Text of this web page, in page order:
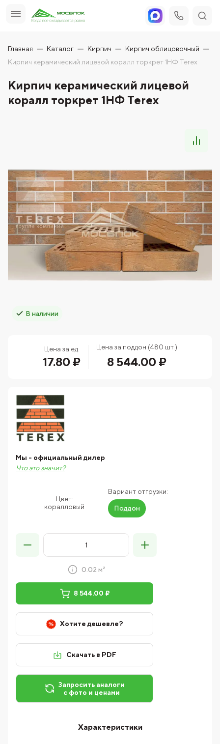
Главная Каталог Кирпич
Кирпич облицовочный
Кирпич керамический лицевой коралл торкрет 1НФ Terex
Кирпич керамический лицевой
коралл торкрет 1НФ Terex
В наличии
Цена за ед.
17.80 ₽
Цена за поддон (480 шт.)
8 544.00 ₽
Цвет:
коралловый
Вариант отгрузки:
Поддон
Мы - официальный дилер
Что это значит?
0.02 м²
8 544.00 ₽
Хотите дешевле?
Скачать в PDF
Запросить аналоги
с фото и ценами
Характеристики